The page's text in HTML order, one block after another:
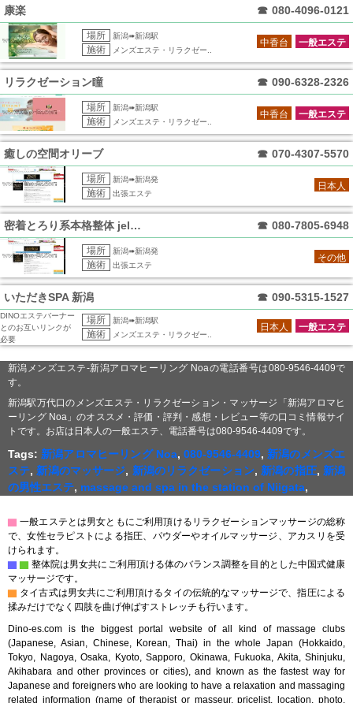
康楽 ☎ 080-4096-0121
場所 新潟➠新潟駅
施術 メンズエステ・リラクゼー..
一般エステ
中香台
リラクゼーション瞳 ☎ 090-6328-2326
場所 新潟➠新潟駅
施術 メンズエステ・リラクゼー..
一般エステ
中香台
癒しの空間オリーブ ☎ 070-4307-5570
場所 新潟➠新潟発
施術 出張エステ
日本人
密着とろり系本格整体 jelma～ジェル ☎ 080-7805-6948
場所 新潟➠新潟発
施術 出張エステ
その他
いただきSPA 新潟 ☎ 090-5315-1527
DINOエステバーナー
とのお互いリンクが
必要
場所 新潟➠新潟駅
施術 メンズエステ・リラクゼー..
一般エステ
日本人
新潟メンズエステ-新潟アロマヒーリング Noaの電話番号は080-9546-4409で
す。
新潟駅万代口のメンズエステ・リラクゼーション・マッサージ「新潟アロマヒ
ーリング Noa」のオススメ・評価・評判・感想・レビュー等の口コミ情報サイ
トです。お店は日本人の一般エステ、電話番号は080-9546-4409です。
Tags:新潟アロマヒーリング Noa, 080-9546-4409,新潟のメンズエ
ステ,新潟のマッサージ, 新潟のリラクゼーション,新潟の指圧, 新潟
の男性エステ, massage and spa in the station of Niigata,
▇ 一般エステとは男女ともにご利用頂けるリラクゼーションマッサージの総称
で、女性セラピストによる指圧、パウダーやオイルマッサージ、アカスリを受
けられます。
▇ ▇ 整体院は男女共にご利用頂ける体のバランス調整を目的とした中国式健康
マッサージです。
▇ タイ古式は男女共にご利用頂けるタイの伝統的なマッサージで、指圧による
揉みだけでなく四肢を曲げ伸ばすストレッチも行います。
Dino-es.com is the biggest portal website of all kind of massage clubs
(Japanese, Asian, Chinese, Korean, Thai) in the whole Japan (Hokkaido,
Tokyo, Nagoya, Osaka, Kyoto, Sapporo, Okinawa, Fukuoka, Akita, Shinjuku,
Akihabara and other provinces or cities), and known as the fastest way for
Japanese and foreigners who are looking to have a relaxation and massaging
related information (name of therapist or masseur, pricelist, location, photo,